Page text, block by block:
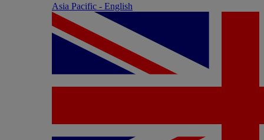
Asia Pacific - English